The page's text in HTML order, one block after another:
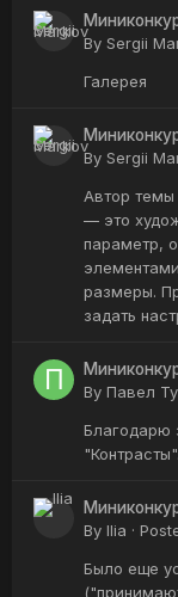
By Sergii
Галерея
By Sergii
Автор темы
— это
параметр,
размеры.
задать
By Павел
Благодарю
"Контрасты".
By Ilia ·
Было еще